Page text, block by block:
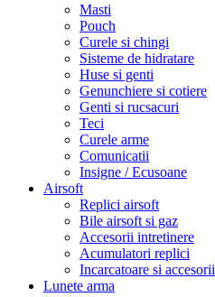
Masti
Pouch
Curele si chingi
Sisteme de hidratare
Huse si genti
Genunchiere si cotiere
Genti si rucsacuri
Teci
Curele arme
Comunicatii
Insigne / Ecusoane
Airsoft
Replici airsoft
Bile airsoft si gaz
Accesorii intretinere
Acumulatori replici
Incarcatoare si accesorii
Lunete arma